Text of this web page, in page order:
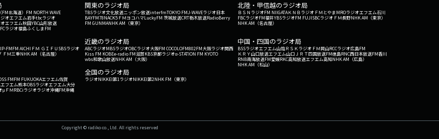
北海道） FM NORTH WAVE
オエフエム岩手tbcラジオ
エフエム秋田YBC山形放送
ラジオ福島ふくしまFM
関東のラジオ局
TBSラジオ文化放送ニッポン放送interfmTOKYO FMJ-WAVEラジオ日本
BAYFM78NACK5 ＦＭヨコハマLuckyFM 茨城放送CRT栃木放送RadioBerry
FM GUNMANHK AM（東京）
北陸・甲信越のラジオ局
ＢＳＮラジオFM NIIGATAＫＮＢラジオ ＦＭとやまMROラジオエフエム石川
FBCラジオFM福井YBSラジオFM FUJISBCラジオ ＦＭ長野NHK AM（東京）
NHK AM（名古屋）
FMFM AICHI ＦＭ ＧＩＦＵ SBSラジオ
ＦＭ三重NHK AM（名古屋）
近畿のラジオ局
ABCラジオMBSラジオOBCラジオ大阪FM COCOLOFM802FM大阪ラジオ関西
Kiss FM KOBEe-radio FM滋賀KBS京都ラジオα-STATION FM KYOTO
wbs和歌山放送NHK AM（大阪）
中国・四国のラジオ局
BSSラジオエフエム山陰ＲＳＫラジオ ＦＭ岡山RCCラジオ広島FM
ＫＲＹ山口放送エフエム山口 ＪＲＴ四国放送FM徳島RNC西日本放送FM香川
RNB南海放送FM愛媛RKC高知放送エフエム高知NHK AM（広島）
NHK AM（松山）
FMFM FUKUOKAエフエム佐賀
フエム熊本OBSラジオエフエム大分
μＦＭRBCiラジオラジオ沖縄FM沖縄
全国のラジオ局
ラジオNIKKEI第1ラジオNIKKEI第2NHK FM（東京）
Copyright © radiko co., Ltd. All rights reserved